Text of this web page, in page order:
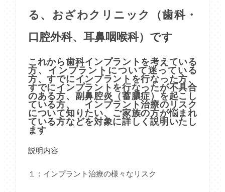
る、おざわクリニック（歯科・
口腔外科、耳鼻咽喉科）です
これから歯科インプラントを考えている
方、インプラントについて迷っている
方、すでにインプラントを行なった方、
すでにインプラントを行なったが不具合
のある方、副鼻腔炎（蓄膿症）を起こし
ている方、 インプラント治療のリスク
について知りたい、ご家族の方が悩まれ
ている方などを対象に詳しく説明いたし
ます
説明内容
１：インプラント治療の様々なリスク